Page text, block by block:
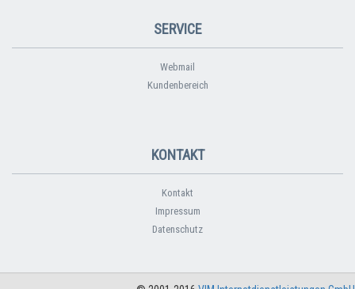
SERVICE
Webmail
Kundenbereich
KONTAKT
Kontakt
Impressum
Datenschutz